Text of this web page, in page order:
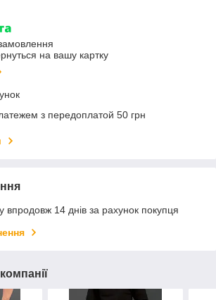
на вашу картку
з передоплатой 50 грн
впродовж 14 днів за рахунок покупця